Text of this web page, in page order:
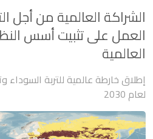
الشراكة العالمية من أجل
العمل على تثبيت أسس
العالمية
إطلاق خارطة عالمية للتربة السوداء
لعام 2030